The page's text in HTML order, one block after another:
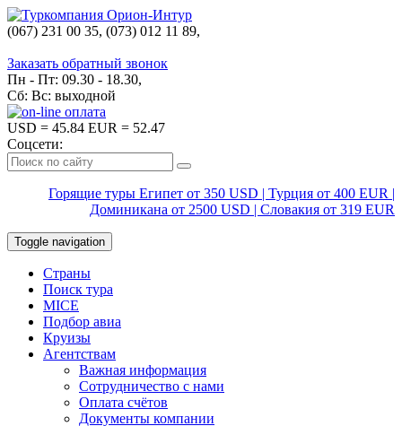
(067) 231 00 35, (073) 012 11 89,
Заказать обратный звонок
Пн - Пт: 09.30 - 18.30,
Сб: Вс: выходной
USD = 45.84 EUR = 52.47
Соцсети:
Горящие туры Египет от 350 USD | Турция от 400 EUR |
Доминикана от 2500 USD | Словакия от 319 EUR
Toggle navigation
Страны
Поиск тура
MICE
Подбор авиа
Круизы
Агентствам
Важная информация
Сотрудничество с нами
Оплата счётов
Документы компании